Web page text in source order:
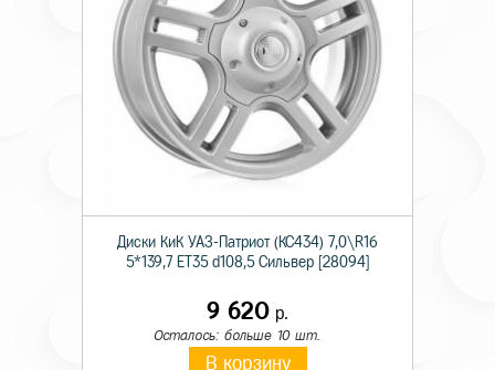
Диски КиК УАЗ-Патриот (КС434) 7,0\R16
5*139,7 ET35 d108,5 Сильвер [28094]
9 620 р.
Осталось: больше 10 шт.
В корзину